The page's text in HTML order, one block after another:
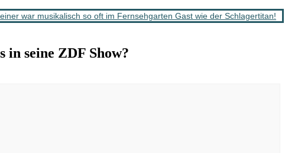
war musikalisch so oft im Fernsehgarten Gast wie der Schlagertitan!
seine ZDF Show?